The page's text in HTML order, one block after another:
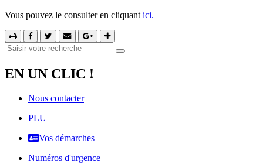
Vous pouvez le consulter en cliquant ici.
EN UN CLIC !
Nous contacter
PLU
Vos démarches
Numéros d'urgence